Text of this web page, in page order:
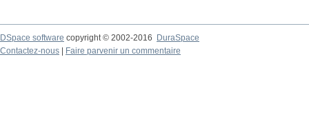
DSpace software copyright © 2002-2016
DuraSpace
Contactez-nous
Faire parvenir un commentaire